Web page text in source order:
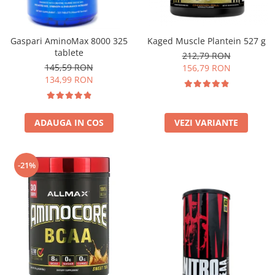
Vitamine bărbați / femei
Îngrijire personală
Insulated
JNX Sports
Kaged
Kevin Levrone
Muscle Meds
Muscle Pharm
Muscletech
Naughty Boy
Neocell
Nordic Naturals
NOW Foods
Nutrend
Olimp Sport Nutrition
Optimum Nutrition
Gaspari AminoMax 8000 325
tablete
145,59 RON
134,99 RON
ADAUGA IN COS
Kaged Muscle Plantein 527 g
212,79 RON
156,79 RON
VEZI VARIANTE
-21%